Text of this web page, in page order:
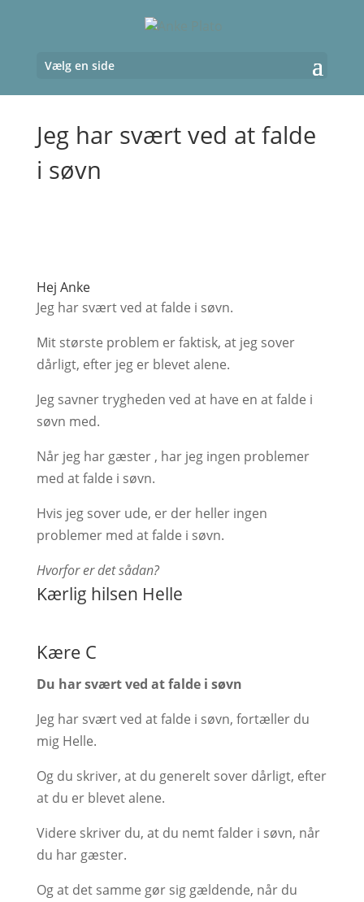
Vælg en side
Jeg har svært ved at falde
i søvn
Hej Anke
Jeg har svært ved at falde i søvn.
Mit største problem er faktisk, at jeg sover
dårligt, efter jeg er blevet alene.
Jeg savner trygheden ved at have en at falde i
søvn med.
Når jeg har gæster , har jeg ingen problemer
med at falde i søvn.
Hvis jeg sover ude, er der heller ingen
problemer med at falde i søvn.
Hvorfor er det sådan?
Kærlig hilsen Helle
Kære C
Du har svært ved at falde i søvn
Jeg har svært ved at falde i søvn, fortæller du
mig Helle.
Og du skriver, at du generelt sover dårligt, efter
at du er blevet alene.
Videre skriver du, at du nemt falder i søvn, når
du har gæster.
Og at det samme gør sig gældende, når du